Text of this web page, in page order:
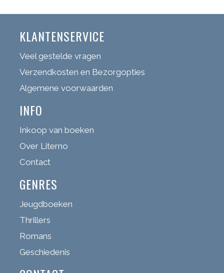
KLANTENSERVICE
Veel gestelde vragen
Verzendkosten en Bezorgopties
Algemene voorwaarden
INFO
Inkoop van boeken
Over Literno
Contact
GENRES
Jeugdboeken
Thrillers
Romans
Geschiedenis